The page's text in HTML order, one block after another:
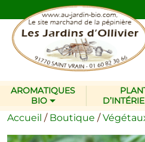
Des plantes et des
respectueux de
AROMATIQUES
BIO
Accueil / Boutique /